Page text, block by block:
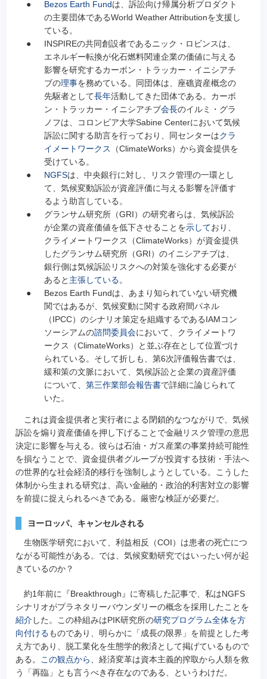
●
Bezos Earth Fundは、訴訟向け帰属分析プロダクト
の主要団体であるWorld Weather Attributionを支援し
ている。
●
INSPIREの共同創設者であるニック・ロビンスは、
エネルギー転換が化石燃料関連企業の価値に与える
影響を研究するカーボン・トラッカー・イニシアチ
ブの理事を務めている。同団体は、座礁資産概念の
先駆者として長年活動してきた団体である。カーボ
ン・トラッカー・イニシアチブ会長のイルミ・グラ
ノフは、コロンビア大学Sabine Centerにおいて気候
訴訟に関する助言を行っており、同センターはクラ
イメートワークス
（ClimateWorks）から資金提供を
受けている。
●
NGFSは、中央銀行に対し、リスク管理の一環とし
て、気候変動訴訟が資産評価に与える影響を評価す
るよう助言している。
●
グランサム研究所（GRI）の研究者らは、気候訴訟
が企業の資産価値を低下させることを示しており、
クライメートワークス（ClimateWorks）が資金提供
したグランサム研究所（GRI）のイニシアチブは、
銀行側は気候訴訟リスクへの対策を強化する必要が
あると 主張している。
●
Bezos Earth Fundは、あまり知られていない研究機
関ではあるが、気候変動に関する政府間パネル
（IPCC）のシナリオ策定を組織するであるIAMコン
ソーシアムの諮問委員会において、クライメートワ
ークス（ClimateWorks）と並ぶ存在として位置づけ
られている。そして折しも、第6次評価報告書では、
緩和策の文脈において、気候訴訟と企業の資産評価
について、 第三作業部会報告書で詳細に論じられて
いた。
これは資金提供者と実行者による閉鎖的なつながりで、気候
訴訟を煽り資産価値を押し下げることで金融リスク管理の意思
決定に影響を与える。彼らは石油・ガス産業の事業持続可能性
を損なうことで、資金提供者グループが投資する技術・手法へ
の世界的な社会経済的移行を強制しようとしている。こうした
体制から生まれる研究は、高い金融的・政治的利害対立の影響
を前提に捉えられるべきである。厳密な検証が必要だ。
ヨーロッパ、キャンセルされる
生物医学研究において、利益相反（COI）は患者の死亡につ
ながる可能性がある。では、気候変動研究ではいったい何が起
きているのか？
約1年前に『Breakthrough』に寄稿した記事で、私はNGFS
シナリオがプラネタリーバウンダリーの概念を採用したことを
紹介した。この枠組みはPIK研究所の研究プログラム全体を方
向付けるものであり、明らかに「成長の限界」を前提とした考
え方であり、脱工業化を生態学的救済として掲げているもので
ある。
この観点から
、経済変革は資本主義的搾取から人類を救
う「再臨」とも言うべき存在なのである、というわけだ。